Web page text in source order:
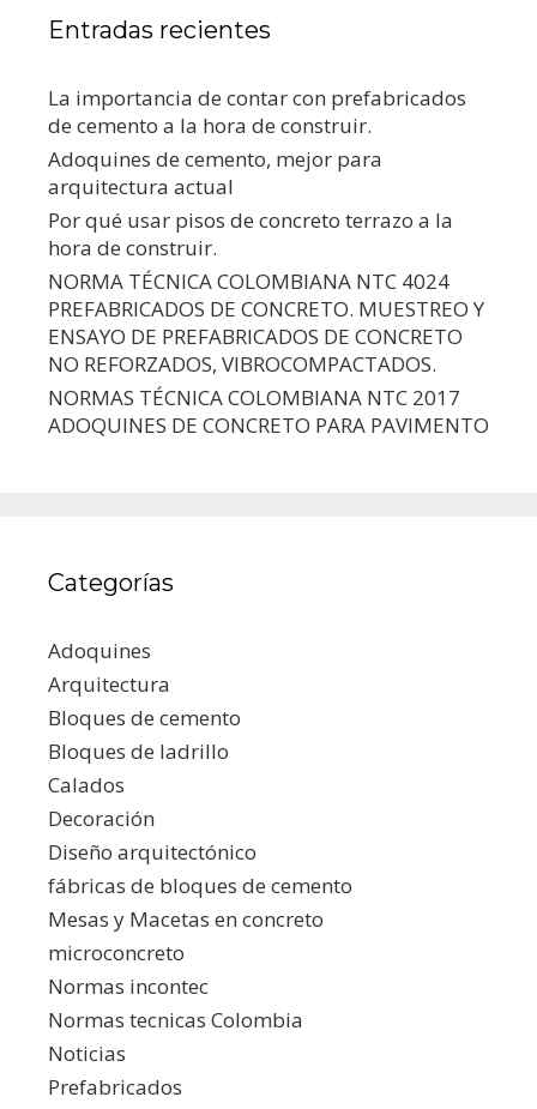
Entradas recientes
La importancia de contar con prefabricados
de cemento a la hora de construir.
Adoquines de cemento, mejor para
arquitectura actual
Por qué usar pisos de concreto terrazo a la
hora de construir.
NORMA TÉCNICA COLOMBIANA NTC 4024
PREFABRICADOS DE CONCRETO. MUESTREO Y
ENSAYO DE PREFABRICADOS DE CONCRETO
NO REFORZADOS, VIBROCOMPACTADOS.
NORMAS TÉCNICA COLOMBIANA NTC 2017
ADOQUINES DE CONCRETO PARA PAVIMENTO
Categorías
Adoquines
Arquitectura
Bloques de cemento
Bloques de ladrillo
Calados
Decoración
Diseño arquitectónico
fábricas de bloques de cemento
Mesas y Macetas en concreto
microconcreto
Normas incontec
Normas tecnicas Colombia
Noticias
Prefabricados